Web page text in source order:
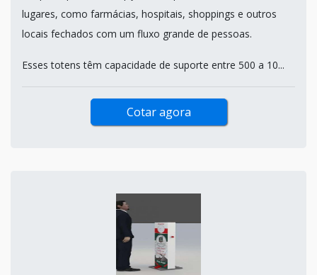
lugares, como farmácias, hospitais, shoppings e outros
locais fechados com um fluxo grande de pessoas.
Esses totens têm capacidade de suporte entre 500 a 10...
Cotar agora